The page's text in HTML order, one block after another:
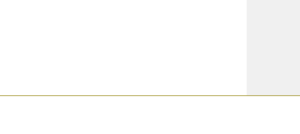
a definición